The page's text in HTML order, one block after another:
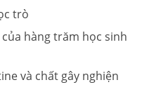
trò
hàng trăm học sinh
và chất gây nghiện